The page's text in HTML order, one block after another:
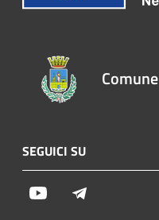
SEGUICI SU
Youtube